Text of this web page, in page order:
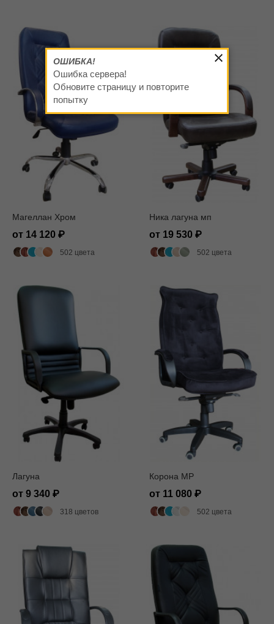
Магеллан Хром
от 14 120
502 цвета
Ника лагуна мп
от 19 530
502 цвета
Лагуна
от 9 340
318 цветов
Корона MP
от 11 080
502 цвета
ОШИБКА!
Ошибка сервера!
Обновите страницу и повторите
попытку